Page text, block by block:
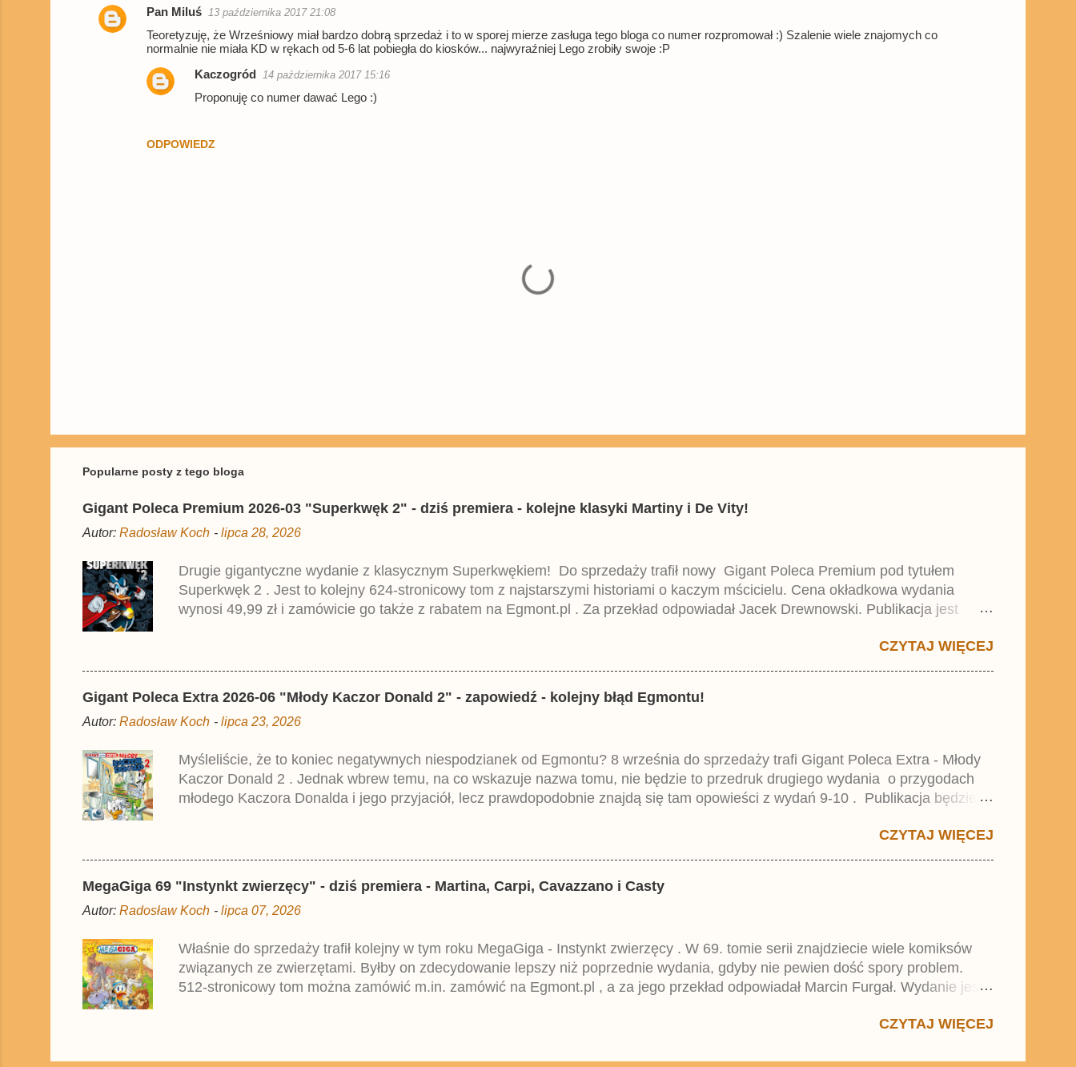
n
Pan Miluś 13 października 2017 21:08
Teoretyzuję, że Wrześniowy miał bardzo dobrą sprzedaż i to w sporej mierze zasługa tego bloga co numer rozpromował :) Szalenie wiele znajomych co
normalnie nie miała KD w rękach od 5-6 lat pobiegła do kiosków... najwyraźniej Lego zrobiły swoje :P
ODPOWIEDZ
Kaczogród 14 października 2017 15:16
Proponuję co numer dawać Lego :)
z
ś
j
k
o
e
n
t
a
r
z
Popularne posty z tego bloga
Gigant Poleca Premium 2026-03 "Superkwęk 2" - dziś premiera - kolejne klasyki Martiny i De Vity!
Autor: Radosław Koch - lipca 28, 2026
Drugie gigantyczne wydanie z klasycznym Superkwękiem! Do sprzedaży trafił nowy Gigant Poleca Premium pod tytułem
Superkwęk 2 . Jest to kolejny 624-stronicowy tom z najstarszymi historiami o kaczym mścicielu. Cena okładkowa wydania
wynosi 49,99 zł i zamówicie go także z rabatem na Egmont.pl . Za przekład odpowiadał Jacek Drewnowski. Publikacja jest
CZYTAJ WIĘCEJ
Gigant Poleca Extra 2026-06 "Młody Kaczor Donald 2" - zapowiedź - kolejny błąd Egmontu!
Autor: Radosław Koch - lipca 23, 2026
Myśleliście, że to koniec negatywnych niespodzianek od Egmontu? 8 września do sprzedaży trafi Gigant Poleca Extra - Młody
Kaczor Donald 2 . Jednak wbrew temu, na co wskazuje nazwa tomu, nie będzie to przedruk drugiego wydania o przygodach
młodego Kaczora Donalda i jego przyjaciół, lecz prawdopodobnie znajdą się tam opowieści z wydań 9-10 . Publikacja będzie
CZYTAJ WIĘCEJ
MegaGiga 69 "Instynkt zwierzęcy" - dziś premiera - Martina, Carpi, Cavazzano i Casty
Autor: Radosław Koch - lipca 07, 2026
Właśnie do sprzedaży trafił kolejny w tym roku MegaGiga - Instynkt zwierzęcy . W 69. tomie serii znajdziecie wiele komiksów
związanych ze zwierzętami. Byłby on zdecydowanie lepszy niż poprzednie wydania, gdyby nie pewien dość spory problem.
512-stronicowy tom można zamówić m.in. zamówić na Egmont.pl , a za jego przekład odpowiadał Marcin Furgał. Wydanie jest
CZYTAJ WIĘCEJ